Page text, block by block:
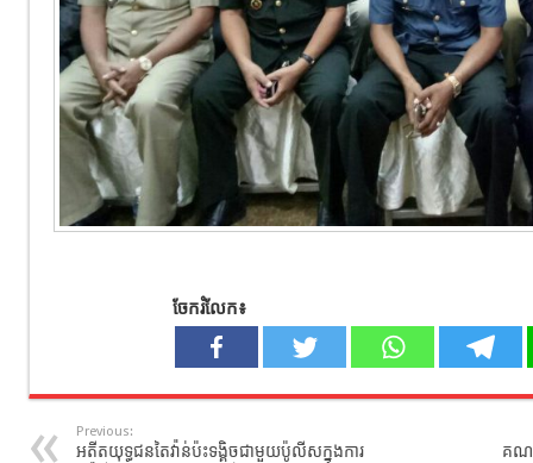
ចែករំលែក៖
Previous:
អតីតយុទ្ធជនតៃវ៉ាន់ប៉ះទង្គិចជាមួយប៉ូលីសក្នុងការ គណៈ